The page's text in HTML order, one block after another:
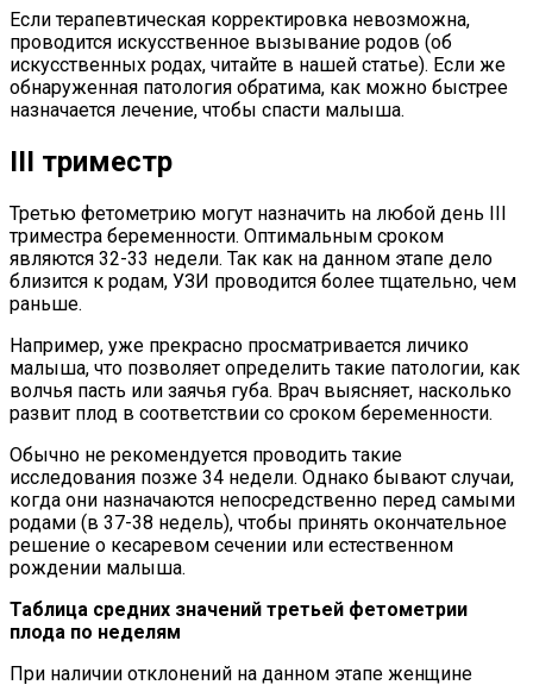
Если терапевтическая корректировка невозможна,
проводится искусственное вызывание родов (об
искусственных родах, читайте в нашей статье). Если же
обнаруженная патология обратима, как можно быстрее
назначается лечение, чтобы спасти малыша.
III триместр
Третью фетометрию могут назначить на любой день III
триместра беременности. Оптимальным сроком
являются 32-33 недели. Так как на данном этапе дело
близится к родам, УЗИ проводится более тщательно, чем
раньше.
Например, уже прекрасно просматривается личико
малыша, что позволяет определить такие патологии, как
волчья пасть или заячья губа. Врач выясняет, насколько
развит плод в соответствии со сроком беременности.
Обычно не рекомендуется проводить такие
исследования позже 34 недели. Однако бывают случаи,
когда они назначаются непосредственно перед самыми
родами (в 37-38 недель), чтобы принять окончательное
решение о кесаревом сечении или естественном
рождении малыша.
Таблица средних значений третьей фетометрии
плода по неделям
При наличии отклонений на данном этапе женщине